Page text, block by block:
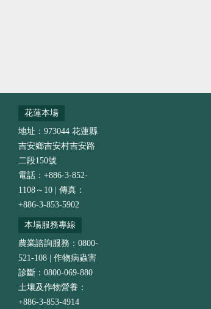
花蓮本場
地址：973044 花蓮縣
吉安鄉吉安村吉安路
二段150號
電話：+886-3-852-
1108～10 | 傳真：
+886-3-853-5902
本場服務專線
農業諮詢服務：0800-
521-108 | 作物病蟲害
診斷：0800-069-880
土壤及作物營養：
+886-3-853-4914